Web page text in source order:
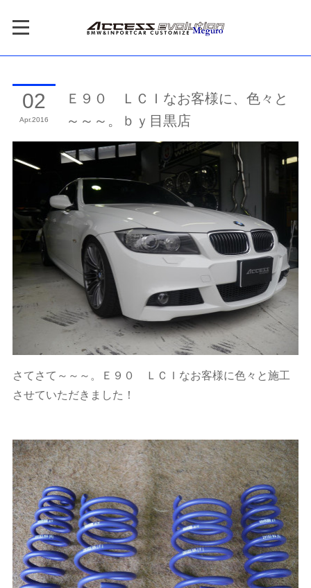
02
Apr 2016
Ｅ９０ ＬＣＩなお客様に、色々と
～～～。ｂｙ目黒店
さてさて～～～。Ｅ９０ ＬＣＩなお客様に色々と施工
させていただきました！